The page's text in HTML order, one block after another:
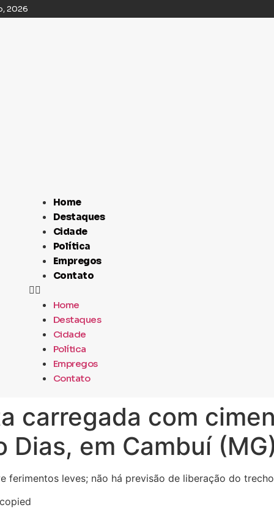
2026
Home
Destaques
Cidade
Política
Empregos
Contato
Home
Destaques
Cidade
Política
Empregos
Contato
carregada com
Dias, em Cambuí (MG)
ferimentos leves; não há previsão de liberação do